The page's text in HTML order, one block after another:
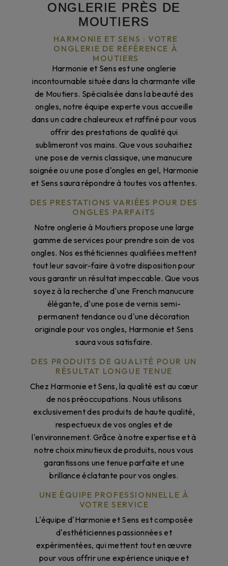
ONGLERIE PRÈS DE
MOUTIERS
HARMONIE ET SENS : VOTRE
ONGLERIE DE RÉFÉRENCE À
MOUTIERS
Harmonie et Sens est une onglerie
incontournable située dans la charmante ville
de Moutiers. Spécialisée dans la beauté des
ongles, notre équipe experte vous accueille
dans un cadre chaleureux et raffiné pour vous
offrir des prestations de qualité qui
sublimeront vos mains. Que vous souhaitiez
une pose de vernis classique, une manucure
soignée ou une pose d'ongles en gel, Harmonie
et Sens saura répondre à toutes vos attentes.
DES PRESTATIONS VARIÉES POUR DES
ONGLES PARFAITS
Notre onglerie à Moutiers propose une large
gamme de services pour prendre soin de vos
ongles. Nos esthéticiennes qualifiées mettent
tout leur savoir-faire à votre disposition pour
vous garantir un résultat impeccable. Que vous
soyez à la recherche d'une French manucure
élégante, d'une pose de vernis semi-
permanent tendance ou d'une décoration
originale pour vos ongles, Harmonie et Sens
saura vous satisfaire.
DES PRODUITS DE QUALITÉ POUR UN
RÉSULTAT LONGUE TENUE
Chez Harmonie et Sens, la qualité est au cœur
de nos préoccupations. Nous utilisons
exclusivement des produits de haute qualité,
respectueux de vos ongles et de
l'environnement. Grâce à notre expertise et à
notre choix minutieux de produits, nous vous
garantissons une tenue parfaite et une
brillance éclatante pour vos ongles.
UNE ÉQUIPE PROFESSIONNELLE À
VOTRE SERVICE
L'équipe d'Harmonie et Sens est composée
d'esthéticiennes passionnées et
expérimentées, qui mettent tout en œuvre
pour vous offrir une expérience unique et